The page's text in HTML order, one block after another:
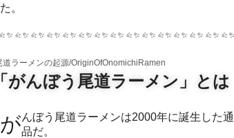
た。
「がんぼう尾道ラーメン」とは
がんぼう尾道ラーメンは2000年に誕生した通販専門の商品だ。